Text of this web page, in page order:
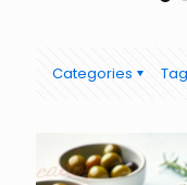
Categories